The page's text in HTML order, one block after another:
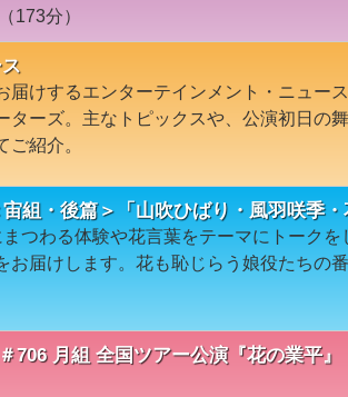
173分）
届けするエンターテインメント・ニュー
ターズ。主なトピックスや、公演初日の
ご紹介。
組・後篇＞「山吹ひばり・風羽咲季・
つわる体験や花言葉をテーマにトークを
お届けします。花も恥じらう娘役たちの
706 月組 全国ツアー公演『花の業平』